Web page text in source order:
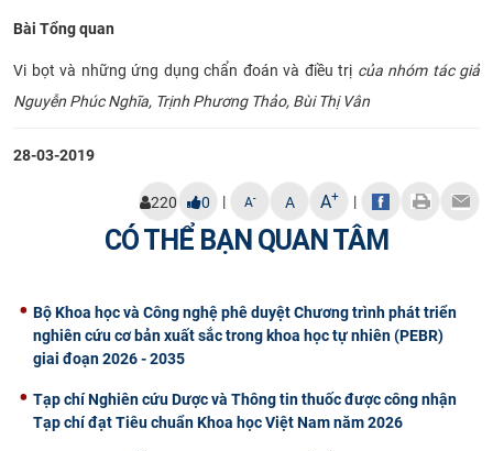
Bài Tổng quan
Vi bọt và những ứng dụng chẩn đoán và điều trị của nhóm tác giả
Nguyễn Phúc Nghĩa, Trịnh Phương Thảo, Bùi Thị Vân
28-03-2019
220 0 | A- A A+ |
CÓ THỂ BẠN QUAN TÂM
Bộ Khoa học và Công nghệ phê duyệt Chương trình phát triển
nghiên cứu cơ bản xuất sắc trong khoa học tự nhiên (PEBR)
giai đoạn 2026 - 2035
Tạp chí Nghiên cứu Dược và Thông tin thuốc được công nhận
Tạp chí đạt Tiêu chuẩn Khoa học Việt Nam năm 2026